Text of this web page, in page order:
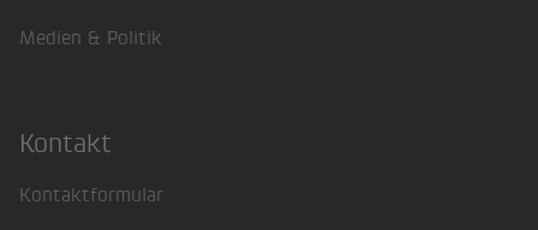
Medien & Politik
Kontakt
Kontaktformular